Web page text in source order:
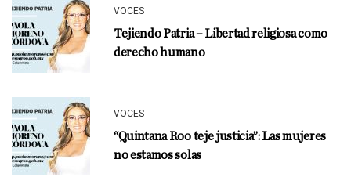
VOCES
Tejiendo Patria – Libertad religiosa como
derecho humano
VOCES
“Quintana Roo teje justicia”: Las mujeres
no estamos solas